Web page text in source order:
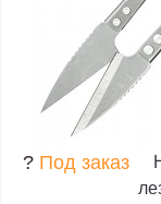
? Под заказ